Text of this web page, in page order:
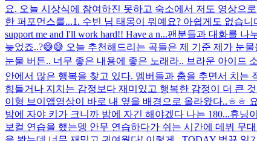
요. 오늘 시상식에 참여하진 못하고 숙소에서 저도 영상으
한 퍼포먼스를...1. 수빈 님 태몽이 뭐예요? 아쉽게도 없습니
support me and I'll work hard!! Have a n...팬분들과 대화를 나
늦었죠..?😅😅 오늘 추천해드리는 곡들은 제 기준 제가 눈
눈물 버튼.. 너무 좋은 내용에 좋은 노래라.. 브라운 아이드
안에서 많은 행복을 찾고 있다. 멤버들과 춤을 추면서 치는
힘들거나 지치는 감정보다 재미있고 행복한 감정이 더 큰
이형 브이앱영상이 바로 내 옆을 배경으로 올라왔다..ㅎㅎ
밤에 자야 키가 크니까 밤에 자긴 해야겠다 나는 180...휴닝
보컬 연습을 했는뎅 안무 연습하다가 쉬는 시간에 데뷔 무